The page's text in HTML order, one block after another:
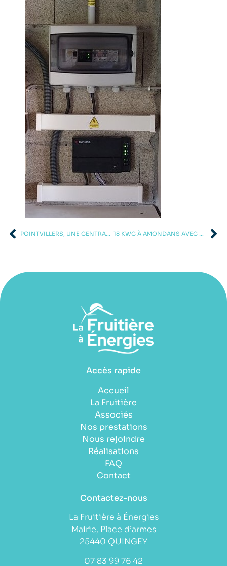
POINTVILLERS, UNE CENTRALE PHOTOVOLTAÏQUE DE 9KWC 18 KWC À AMONDANS AVEC MRS RONCET
Accès rapide
Accueil
La Fruitière
Associés
Nos prestations
Nous rejoindre
Réalisations
FAQ
Contact
Contactez-nous
La Fruitière à Énergies
Mairie, Place d’armes
25440 QUINGEY
07 83 99 76 42